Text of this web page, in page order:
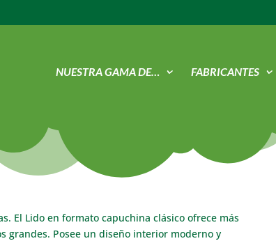
NUESTRA GAMA DE… FABRICANTES
El Lido en formato capuchina clásico ofrece más
grandes. Posee un diseño interior moderno y